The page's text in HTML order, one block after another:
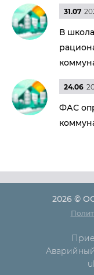
31.07
В
24.06
ФАС
2026 ©